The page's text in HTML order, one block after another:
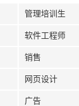
管理培训生
软件工程师
销售
网页设计
广告